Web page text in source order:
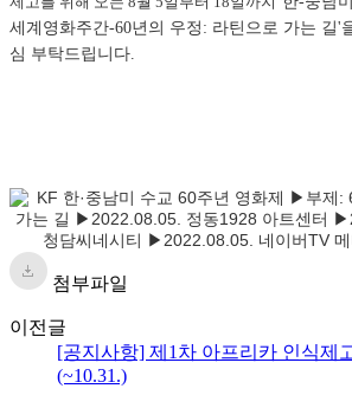
세계영화주간-60년의 우정: 라틴으로 가는 길'
심 부탁드립니다.
첨부파일
이전글
[공지사항] 제1차 아프리카 인식제
(~10.31.)